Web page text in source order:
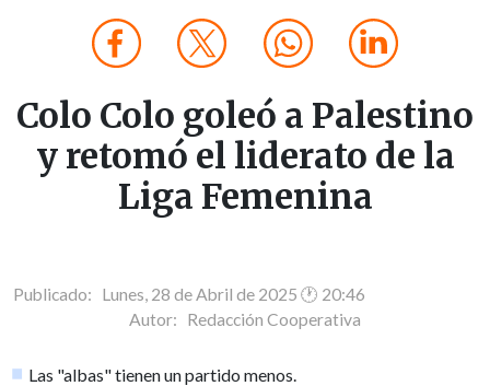
Colo Colo goleó a Palestino
y retomó el liderato de la
Liga Femenina
Publicado: Lunes, 28 de Abril de 2025 🕐 20:46
Autor: Redacción Cooperativa
Las "albas" tienen un partido menos.